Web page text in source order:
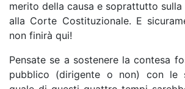
merito della causa e soprattutto
alla Corte Costituzionale. E
non finirà qui!
Pensate se a sostenere la contesa
pubblico (dirigente o non) con le